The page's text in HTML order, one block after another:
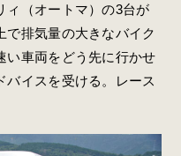
ィ（オートマ）の3台が
で排気量の大きなバイク
い車両をどう先に行かせ
バイスを受ける。レース